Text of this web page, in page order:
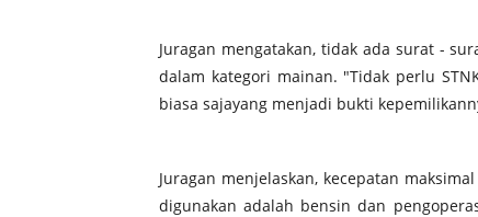
Juragan mengatakan, tidak ada surat -
dalam kategori mainan. "Tidak perlu
biasa sajayang menjadi bukti
Juragan menjelaskan, kecepatan
digunakan adalah bensin dan